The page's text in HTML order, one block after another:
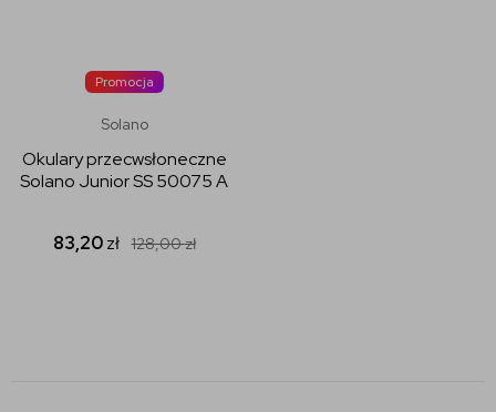
Promocja
Solano
Okulary przecwsłoneczne
Solano Junior SS 50075 A
83,20zł 128,00zł